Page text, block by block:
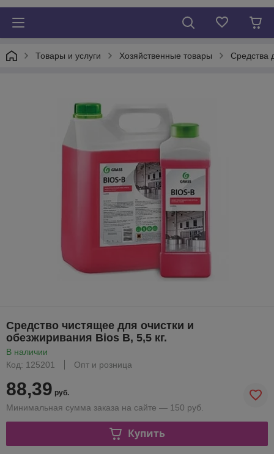
Товары и услуги Хозяйственные товары Средства
Средство чистящее для очистки и
обезжиривания Bios В, 5,5 кг.
В наличии
Код: 125201
Опт и розница
88,39 руб.
Минимальная сумма заказа на сайте — 150 руб.
Купить